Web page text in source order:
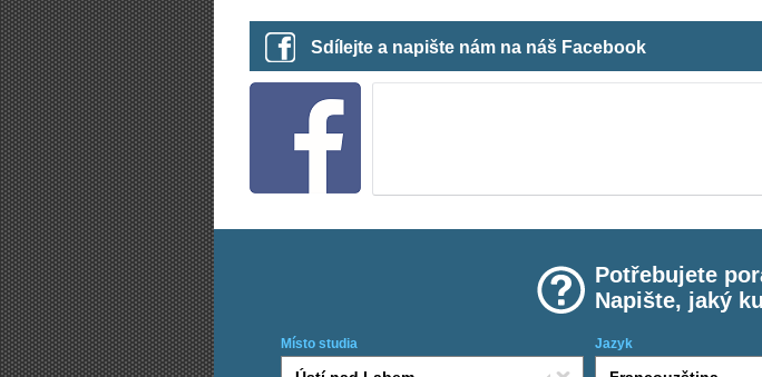
Sdílejte a napište nám na náš Facebook
Potřebujete
Napište, jaký
Místo studia Jazyk